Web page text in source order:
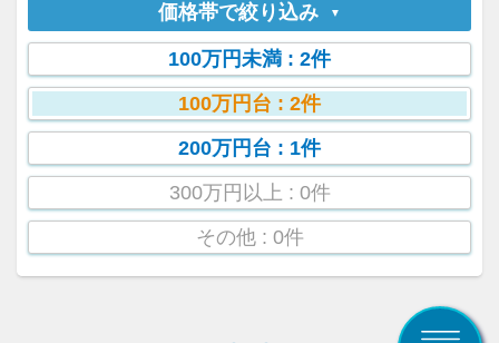
価格帯で絞り込み
100万円未満 : 2件
100万円台 : 2件
200万円台 : 1件
300万円以上 : 0件
その他 : 0件